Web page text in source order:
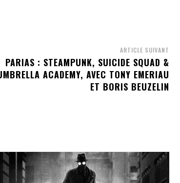
ARTICLE SUIVANT
PARIAS : STEAMPUNK, SUICIDE SQUAD &
ACADEMY, AVEC TONY EMERIAU
ET BORIS BEUZELIN